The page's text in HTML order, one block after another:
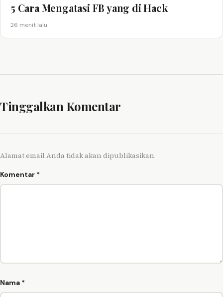
5 Cara Mengatasi FB yang di Hack
26 menit lalu
Tinggalkan Komentar
Alamat email Anda tidak akan dipublikasikan.
Komentar *
Nama *